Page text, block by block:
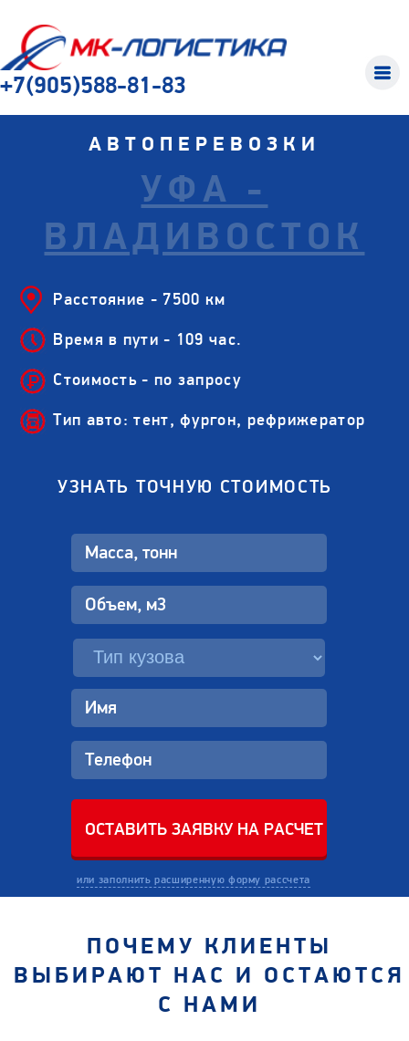
+7(905)588-81-83
АВТОПЕРЕВОЗКИ
УФА -
ВЛАДИВОСТОК
Расстояние - 7500 км
Время в пути - 109 час.
Стоимость - по запросу
Тип авто: тент, фургон, рефрижератор
УЗНАТЬ ТОЧНУЮ СТОИМОСТЬ
или заполнить расширенную форму рассчета
ПОЧЕМУ КЛИЕНТЫ
ВЫБИРАЮТ НАС И ОСТАЮТСЯ
С НАМИ